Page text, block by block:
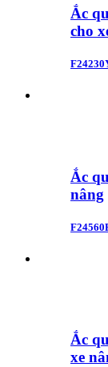
Ắc
cho
Ắc
nâng
Ắc
xe